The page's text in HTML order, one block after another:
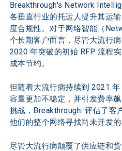
Breakthrough's Network
各垂直行业的托运人提升其运
度合规性。对于网络智能（
个长期客户而言，尽管大流行
2020 年突破的初始 RFP 流程
成本节约。
但随着大流行病持续到 2021
容量更加不稳定，并引发费率
挑战，Breakthrough: 评估了客
他们的整个网络寻找尚未开发的
尽管大流行病颠覆了供应链和